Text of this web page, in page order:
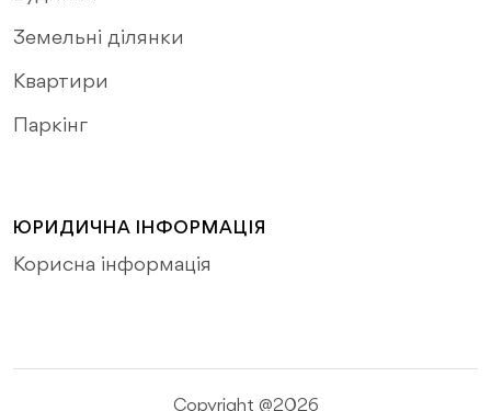
Земельні ділянки
Квартири
Паркінг
ЮРИДИЧНА ІНФОРМАЦІЯ
Корисна інформація
Copyright @2026